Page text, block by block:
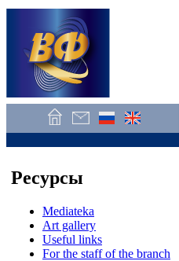
Ресурсы
Mediateka
Art gallery
Useful links
For the staff of the branch